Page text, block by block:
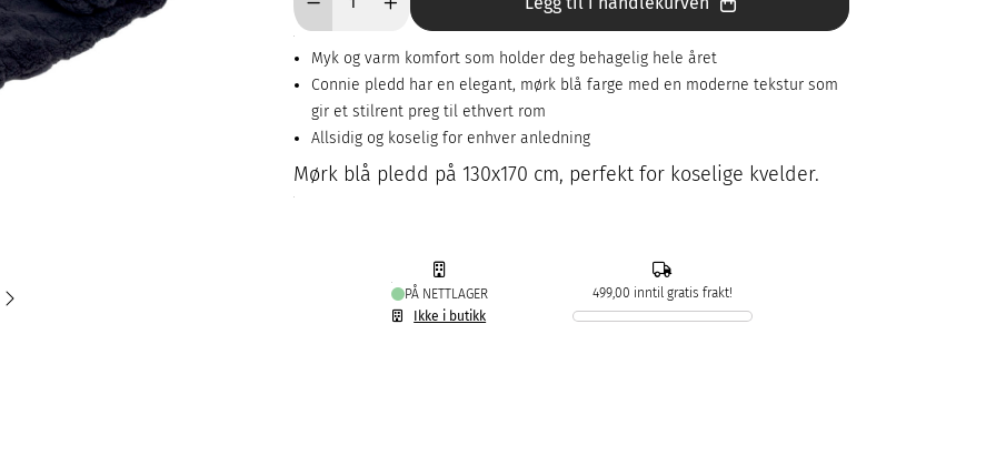
Myk og varm komfort som holder deg behagelig hele året
Connie pledd har en elegant, mørk blå farge med en moderne tekstur som
gir et stilrent preg til ethvert rom
Allsidig og koselig for enhver anledning
Mørk blå pledd på 130x170 cm, perfekt for koselige kvelder.
PÅ NETTLAGER
Ikke i butikk
499,00 inntil gratis frakt!